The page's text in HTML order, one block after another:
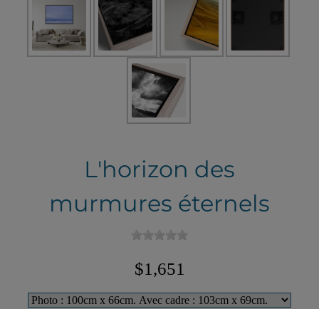
L'horizon des
murmures éternels
$1,651